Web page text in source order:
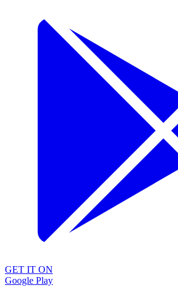
GET IT ON
Google Play